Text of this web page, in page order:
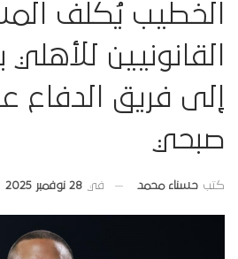
الخطيب يُكلف
القانونيين للأهلي
إلى فريق الدفاع
صبحي
كتب حسناء محمد في 28 نوفمبر 2025